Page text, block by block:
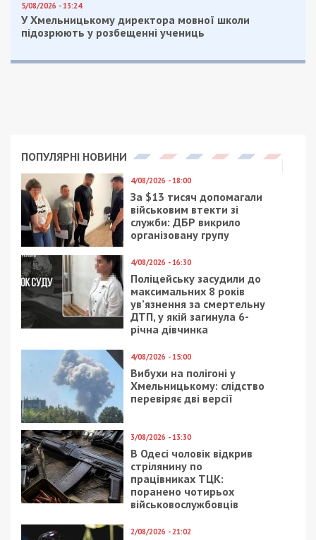
5/08/2026 - 13:24
У Хмельницькому директора мовної школи
підозрюють у розбещенні учениць
ПОПУЛЯРНІ НОВИНИ
4/08/2026 - 18:00
За $13 тисяч допомагали
військовим втекти зі
служби: ДБР викрило
організовану групу
4/08/2026 - 16:30
Поліцейську засудили до
максимальних 8 років
ув’язнення за смертельну
ДТП, у якій загинула 6-
річна дівчинка
4/08/2026 - 15:00
Вибухи на полігоні у
Хмельницькому: слідство
перевіряє дві версії
3/08/2026 - 13:30
В Одесі чоловік відкрив
стрілянину по
працівниках ТЦК:
поранено чотирьох
військовослужбовців
2/08/2026 - 21:02